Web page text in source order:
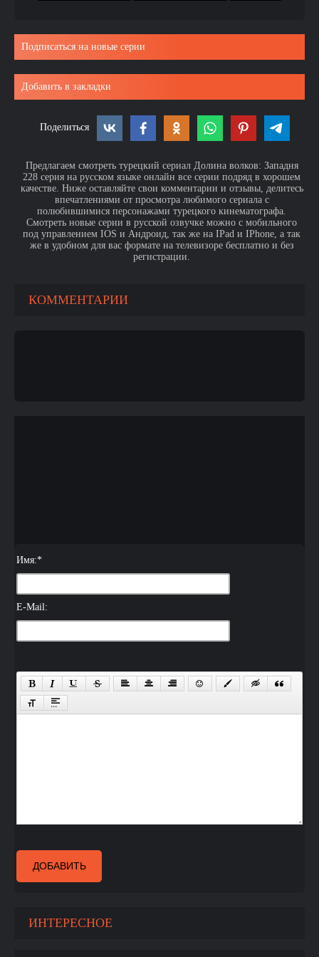
Подписаться на новые серии
Добавить в закладки
Поделиться
Предлагаем смотреть турецкий сериал Долина волков: Западня
228 серия на русском языке онлайн все серии подряд в хорошем
качестве. Ниже оставляйте свои комментарии и отзывы, делитесь
впечатлениями от просмотра любимого сериала с
полюбившимися персонажами турецкого кинематографа.
Смотреть новые серии в русской озвучке можно с мобильного
под управлением IOS и Андроид, так же на IPad и IPhone, а так
же в удобном для вас формате на телевизоре бесплатно и без
регистрации.
КОММЕНТАРИИ
Имя:*
E-Mail:
ДОБАВИТЬ
ИНТЕРЕСНОЕ